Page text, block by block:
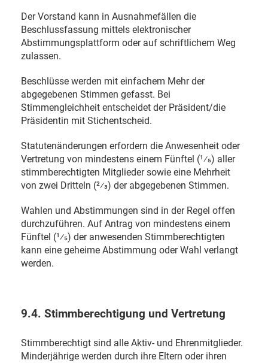
Der Vorstand kann in Ausnahmefällen die
Beschlussfassung mittels elektronischer
Abstimmungsplattform oder auf schriftlichem Weg
zulassen.
Beschlüsse werden mit einfachem Mehr der
abgegebenen Stimmen gefasst. Bei
Stimmengleichheit entscheidet der Präsident/die
Präsidentin mit Stichentscheid.
Statutenänderungen erfordern die Anwesenheit oder
Vertretung von mindestens einem Fünftel (1⁄5) aller
stimmberechtigten Mitglieder sowie eine Mehrheit
von zwei Dritteln (2⁄3) der abgegebenen Stimmen.
Wahlen und Abstimmungen sind in der Regel offen
durchzuführen. Auf Antrag von mindestens einem
Fünftel (1⁄5) der anwesenden Stimmberechtigten
kann eine geheime Abstimmung oder Wahl verlangt
werden.
9.4. Stimmberechtigung und Vertretung
Stimmberechtigt sind alle Aktiv- und Ehrenmitglieder.
Minderjährige werden durch ihre Eltern oder ihren